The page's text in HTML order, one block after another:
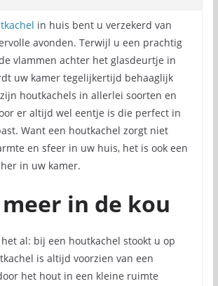
in huis bent u verzekerd van
avonden. Terwijl u een prachtig
vlammen achter het glasdeurtje in
uw kamer tegelijkertijd behaaglijk
houtkachels in allerlei soorten en
er altijd wel eentje is die perfect in
Want een houtkachel zorgt niet
en sfeer in uw huis, het is ook een
in uw kamer.
in de kou
al: bij een houtkachel stookt u op
is altijd voorzien van een
het hout in een kleine ruimte